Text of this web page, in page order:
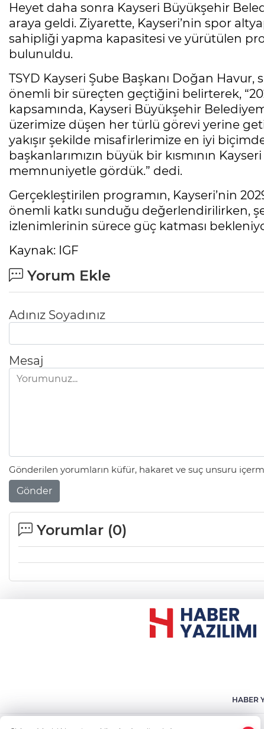
Heyet daha sonra Kayseri Büyükşehir
araya geldi. Ziyarette, Kayseri’nin spor
sahipliği yapma kapasitesi ve yürütülen
bulunuldu.
TSYD Kayseri Şube Başkanı Doğan Havur,
önemli bir süreçten geçtiğini belirterek,
kapsamında, Kayseri Büyükşehir
üzerimize düşen her türlü görevi yerine
yakışır şekilde misafirlerimize en iyi
başkanlarımızın büyük bir kısmının
memnuniyetle gördük.” dedi.
Gerçekleştirilen programın, Kayseri’nin
önemli katkı sunduğu değerlendirilirken,
izlenimlerinin sürece güç katması
Kaynak: IGF
Yorum Ekle
Adınız Soyadınız
Mesaj
Gönderilen yorumların küfür, hakaret ve suç unsuru
Gönder
Yorumlar (0)
HABER